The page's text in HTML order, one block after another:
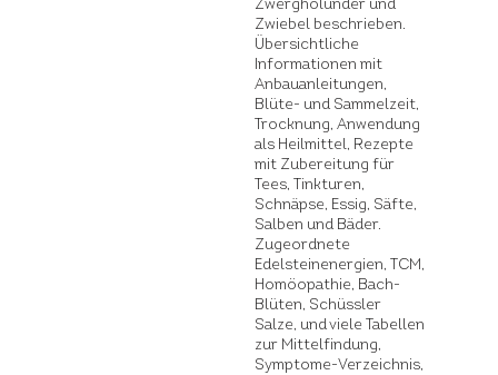
Zwergholunder und
Zwiebel beschrieben.
Übersichtliche
Informationen mit
Anbauanleitungen,
Blüte- und Sammelzeit,
Trocknung, Anwendung
als Heilmittel, Rezepte
mit Zubereitung für
Tees, Tinkturen,
Schnäpse, Essig, Säfte,
Salben und Bäder.
Zugeordnete
Edelsteinenergien, TCM,
Homöopathie, Bach-
Blüten, Schüssler
Salze, und viele Tabellen
zur Mittelfindung,
Symptome-Verzeichnis,